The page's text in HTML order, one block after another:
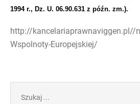
1994 r., Dz. U. 06.90.631 z późn. zm.).
http://kancelariaprawnaviggen.pl//
Wspolnoty-Europejskiej/